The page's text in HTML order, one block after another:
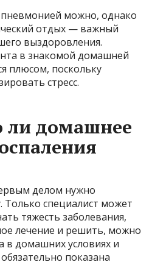
пневмонией можно, однако
отдых — важный
выздоровления.
в знакомой домашней
плюсом, поскольку
стресс.
ли домашнее
делом нужно
Только специалист может
тяжесть заболевания,
лечение и решить, можно
в домашних условиях и
показана